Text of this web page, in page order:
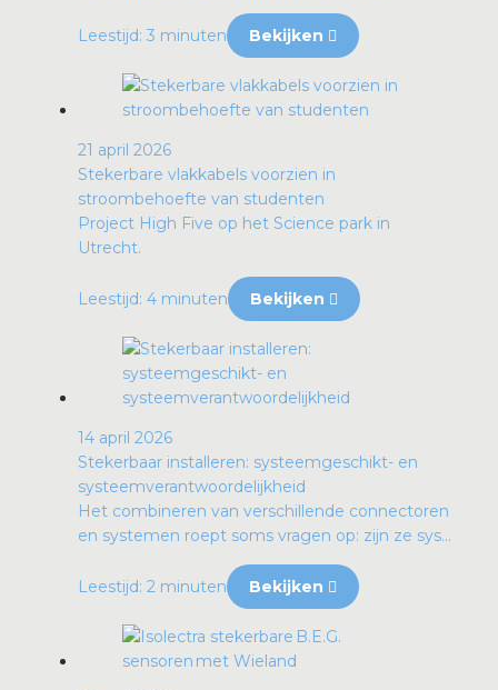
Leestijd: 3 minuten Bekijken
21 april 2026
Stekerbare vlakkabels voorzien in
stroombehoefte van studenten
Project High Five op het Science park in
Utrecht.
Leestijd: 4 minuten Bekijken
14 april 2026
Stekerbaar installeren: systeemgeschikt- en
systeemverantwoordelijkheid
Het combineren van verschillende connectoren
en systemen roept soms vragen op: zijn ze sys...
Leestijd: 2 minuten Bekijken